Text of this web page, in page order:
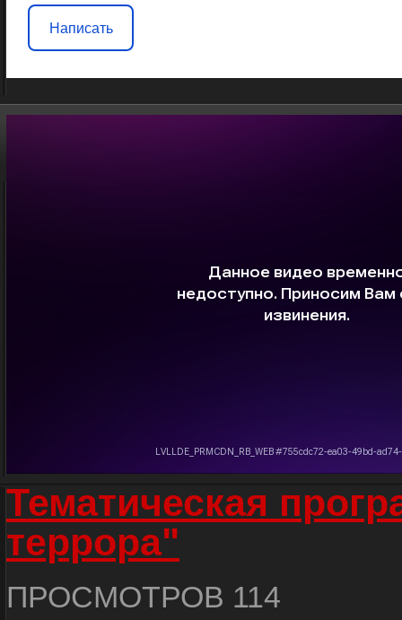
Написать
Тематическая
террора"
ПРОСМОТРОВ 114